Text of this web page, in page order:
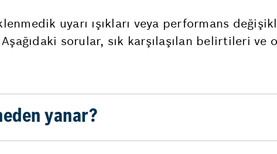
uyarı ışıkları veya performans
sorular, sık karşılaşılan belirtileri ve
yanar?